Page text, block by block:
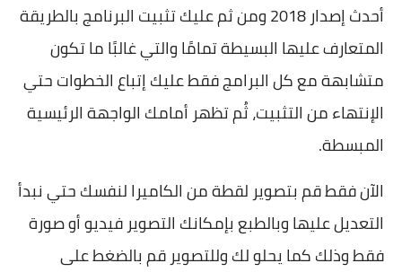
أحدث إصدار 2018 ومن ثم عليك تثبيت البرنامج بالطريقة
المتعارف عليها البسيطة تمامًا والتي غالبًا ما تكون
متشابهة مع كل البرامج فقط عليك إتباع الخطوات حتي
الإنتهاء من التثبيت، ثُم تظهر أمامك الواجهة الرئيسية
المبسطة.
الآن فقط قم بتصوير لقطة من الكاميرا لنفسك حتي نبدأ
التعديل عليها وبالطبع بإمكانك التصوير فيديو أو صورة
فقط وذلك كما يحلو لك وللتصوير قم بالضغط على